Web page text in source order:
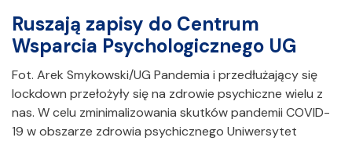
Ruszają zapisy do Centrum
Wsparcia Psychologicznego UG
Fot. Arek Smykowski/UG Pandemia i przedłużający się
lockdown przełożyły się na zdrowie psychiczne wielu z
nas. W celu zminimalizowania skutków pandemii COVID-
19 w obszarze zdrowia psychicznego Uniwersytet